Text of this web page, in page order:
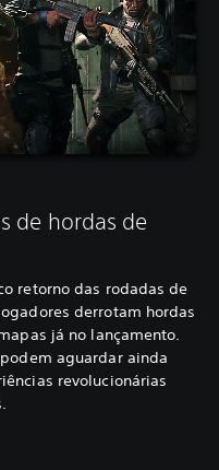
de hordas de
retorno das rodadas de
derrotam hordas
já no lançamento.
aguardar ainda
revolucionárias